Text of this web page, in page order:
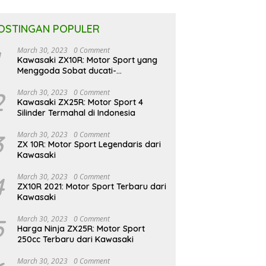
POPULER
March 30, 2023 0 Comment
Kawasaki ZX10R: Motor Sport yang
Menggoda Sobat ducati-
March 30, 2023 0 Comment
Kawasaki ZX25R: Motor Sport 4
Silinder Termahal di Indonesia
March 30, 2023 0 Comment
ZX 10R: Motor Sport Legendaris dari
Kawasaki
March 30, 2023 0 Comment
ZX10R 2021: Motor Sport Terbaru dari
Kawasaki
March 30, 2023 0 Comment
Harga Ninja ZX25R: Motor Sport
250cc Terbaru dari Kawasaki
March 30, 2023 0 Comment